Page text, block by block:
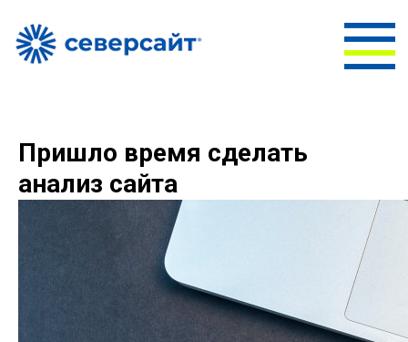
Пришло время сделать
анализ сайта